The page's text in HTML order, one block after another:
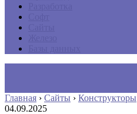
Главная › Сайты › Конструкторы
04.09.2025